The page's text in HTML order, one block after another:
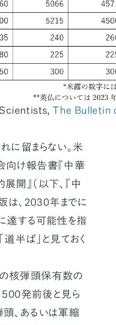
Scientists,The Bulletin
に留まらない。米
向け報告書『中華
開』（以下、『中
は、2030年までに
する可能性を指
道半ば」と見ておく
核弾頭保有数の
発前後と見ら
、あるいは軍縮